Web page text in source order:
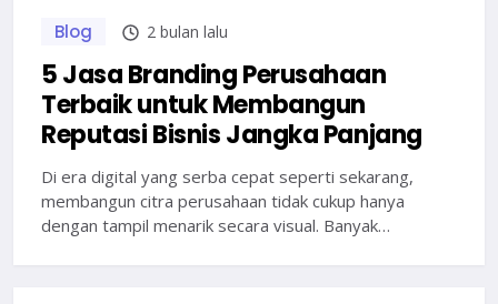
Blog 2 bulan lalu
5 Jasa Branding Perusahaan
Terbaik untuk Membangun
Reputasi Bisnis Jangka Panjang
Di era digital yang serba cepat seperti sekarang,
membangun citra perusahaan tidak cukup hanya
dengan tampil menarik secara visual. Banyak…